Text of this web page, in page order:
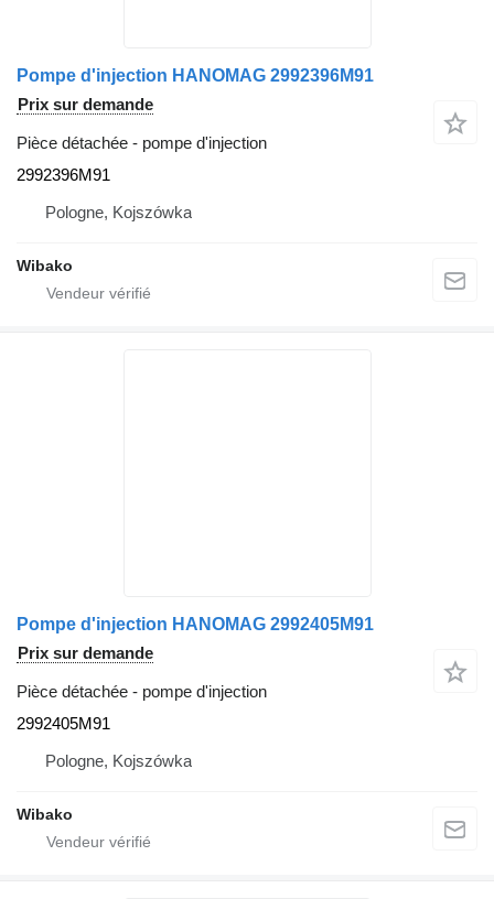
Pompe d'injection HANOMAG 2992396M91
Prix sur demande
Pièce détachée - pompe d'injection
2992396M91
Pologne, Kojszówka
Wibako
Pompe d'injection HANOMAG 2992405M91
Prix sur demande
Pièce détachée - pompe d'injection
2992405M91
Pologne, Kojszówka
Wibako